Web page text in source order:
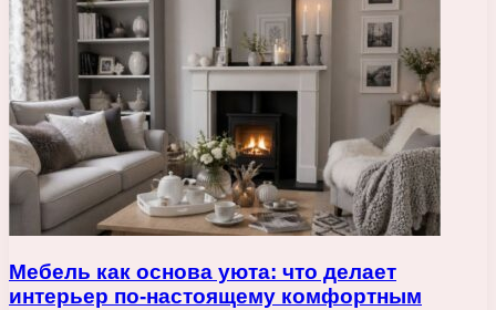
Мебель как основа уюта: что делает
интерьер по-настоящему комфортным